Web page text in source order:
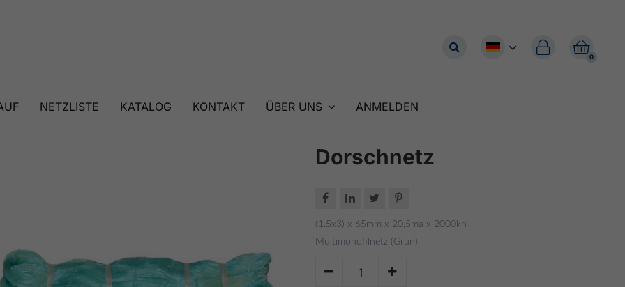

0

NETZLISTE KATALOG KONTAKT ÜBER UNS ANMELDEN
Dorschnetz
   
(1.5x3) x 65mm x 20,5ma x 2000kn
Multimonofilnetz (Grün)
 